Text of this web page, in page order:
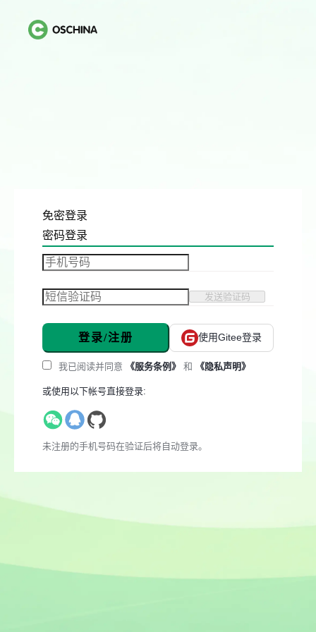
免密登录
密码登录
发送验证码
登录/注册 使用Gitee登录
我已阅读并同意 《服务条例》 和 《隐私声明》
或使用以下帐号直接登录:
未注册的手机号码在验证后将自动登录。